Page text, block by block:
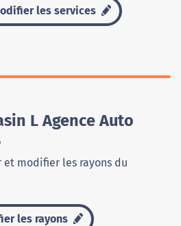
les services
L Agence Auto
et modifier les rayons du
les rayons